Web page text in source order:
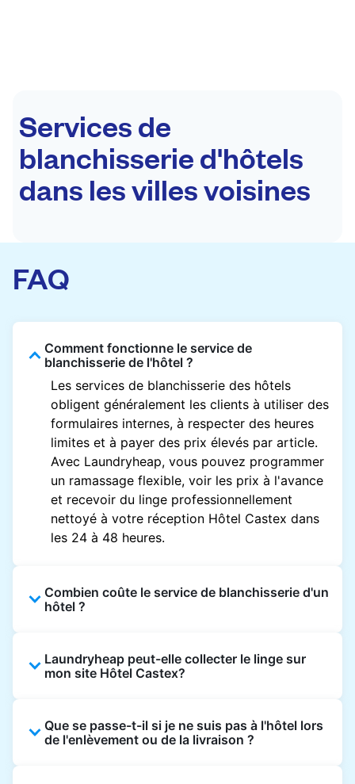
Services de
blanchisserie d'hôtels
dans les villes voisines
FAQ
Comment fonctionne le service de
blanchisserie de l'hôtel ?
Les services de blanchisserie des hôtels
obligent généralement les clients à utiliser des
formulaires internes, à respecter des heures
limites et à payer des prix élevés par article.
Avec Laundryheap, vous pouvez programmer
un ramassage flexible, voir les prix à l'avance
et recevoir du linge professionnellement
nettoyé à votre réception Hôtel Castex dans
les 24 à 48 heures.
Combien coûte le service de blanchisserie d'un
hôtel ?
fonction de l'établissement et du vêtement et
sont souvent beaucoup plus élevés.
transparente, basée sur les articles, de sorte
que vous ne payez que pour ce que vous
Laundryheap peut-elle collecter le linge sur
mon site Hôtel Castex?
directement à la réception de l'hôtel à l'heure
prévue et vous restituer les articles nettoyés
Que se passe-t-il si je ne suis pas à l'hôtel lors
de l'enlèvement ou de la livraison ?